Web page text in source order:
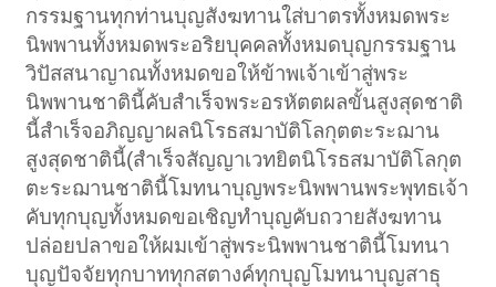
กรรมฐานทุกท่านบุญสังฆทานใส่บาตรทั้งหมดพระ
นิพพานทั้งหมดพระอริยบุคคลทั้งหมดบุญกรรมฐาน
วิปัสสนาญาณทั้งหมดขอให้ข้าพเจ้าเข้าสู่พระ
นิพพานชาตินี้คับสำเร็จพระอรหัตตผลขั้นสูงสุดชาติ
นี้สำเร็จอภิญญาผลนิโรธสมาบัติโลกุตตะระฌาน
สูงสุดชาตินี้(สำเร็จสัญญาเวทยิตนิโรธสมาบัติโลกุต
ตะระฌานชาตินี้โมทนาบุญพระนิพพานพระพุทธเจ้า
คับทุกบุญทั้งหมดขอเชิญทำบุญคับถวายสังฆทาน
ปล่อยปลาขอให้ผมเข้าสู่พระนิพพานชาตินี้โมทนา
บุญปัจจัยทุกบาททุกสตางค์ทุกบุญโมทนาบุญสาธุ